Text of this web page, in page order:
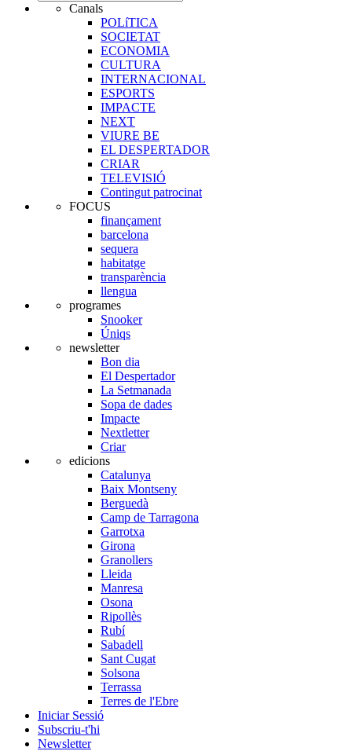
Canals
POLíTICA
SOCIETAT
ECONOMIA
CULTURA
INTERNACIONAL
ESPORTS
IMPACTE
NEXT
VIURE BE
EL DESPERTADOR
CRIAR
TELEVISIÓ
Contingut patrocinat
FOCUS
finançament
barcelona
sequera
habitatge
transparència
llengua
programes
Snooker
Úniqs
newsletter
Bon dia
El Despertador
La Setmanada
Sopa de dades
Impacte
Nextletter
Criar
edicions
Catalunya
Baix Montseny
Berguedà
Camp de Tarragona
Garrotxa
Girona
Granollers
Lleida
Manresa
Osona
Ripollès
Rubí
Sabadell
Sant Cugat
Solsona
Terrassa
Terres de l'Ebre
Iniciar Sessió
Subscriu-t'hi
Newsletter